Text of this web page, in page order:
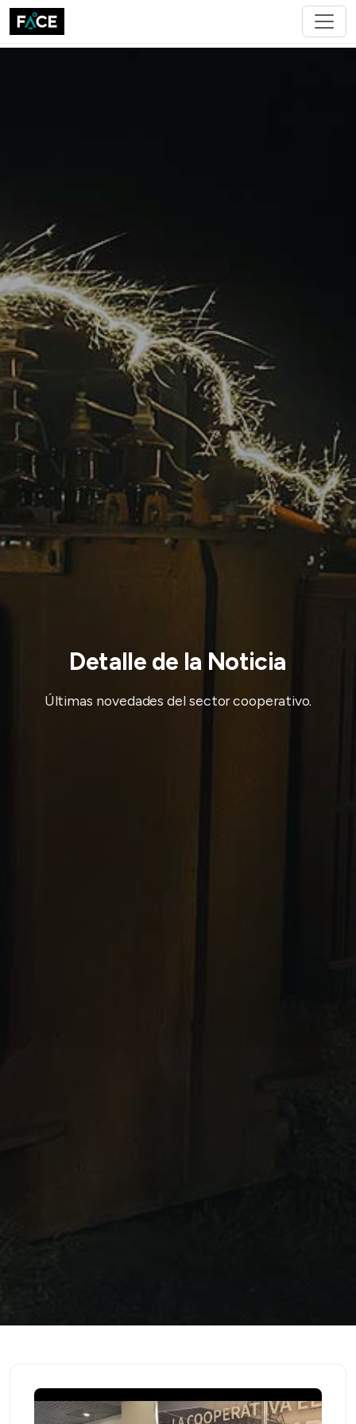
Detalle de la Noticia
Últimas novedades del sector cooperativo.